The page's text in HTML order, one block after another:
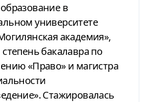
в
университете
академия»,
бакалавра по
«Право» и магистра
Стажировалась